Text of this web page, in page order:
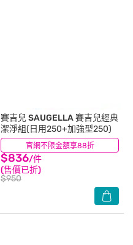
官網不限金額享88折
賽吉兒 SAUGELLA賽吉兒經典
潔淨組(日用250+加強型250)
$836/件
(售價已折)
$950
(6)